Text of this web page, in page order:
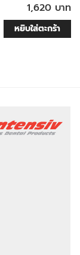
1,620 บาท
หยิบใส่ตะกร้า